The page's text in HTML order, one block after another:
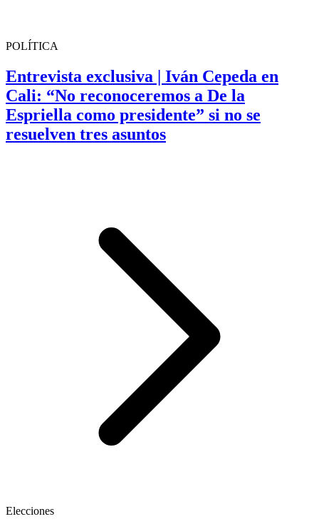
POLÍTICA
Entrevista exclusiva | Iván Cepeda en
Cali: “No reconoceremos a De la
Espriella como presidente” si no se
resuelven tres asuntos
Elecciones